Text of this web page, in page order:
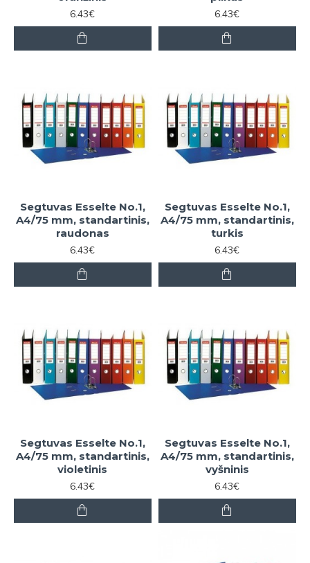
6.43€
6.43€
Segtuvas Esselte No.1,
A4/75 mm, standartinis,
raudonas
6.43€
Segtuvas Esselte No.1,
A4/75 mm, standartinis,
turkis
6.43€
Segtuvas Esselte No.1,
A4/75 mm, standartinis,
violetinis
6.43€
Segtuvas Esselte No.1,
A4/75 mm, standartinis,
vyšninis
6.43€